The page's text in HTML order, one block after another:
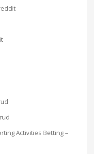
Activities Betting –